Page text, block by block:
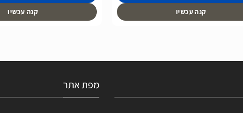
קנה עכשיו
קנה עכשיו
מפת אתר